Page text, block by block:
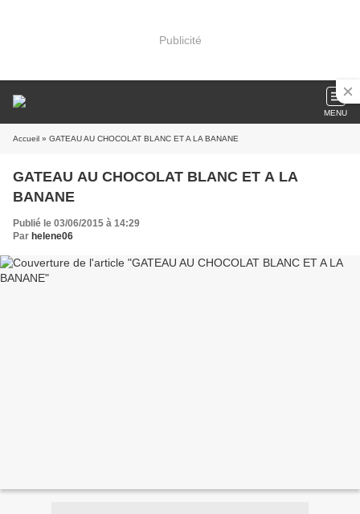
Publicité
MENU
Accueil » GATEAU AU CHOCOLAT BLANC ET A LA BANANE
GATEAU AU CHOCOLAT BLANC ET A LA
BANANE
Publié le 03/06/2015 à 14:29
Par helene06